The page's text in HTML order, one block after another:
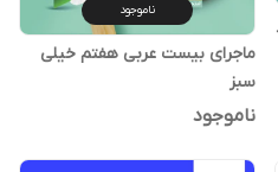
ناموجود
ماجرای بیست عربی هفتم خیلی
سبز
ناموجود